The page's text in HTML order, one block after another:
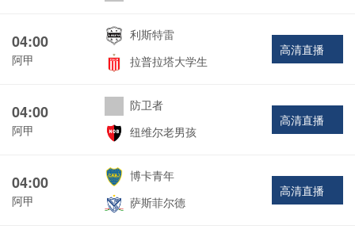
04:00
阿甲
利斯特雷
拉普拉塔大学生
高清直播
04:00
阿甲
防卫者
纽维尔老男孩
高清直播
04:00
阿甲
博卡青年
萨斯菲尔德
高清直播